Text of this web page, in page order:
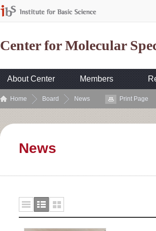
Center for Molecular
About Center Members
Home Board News Print Page
News